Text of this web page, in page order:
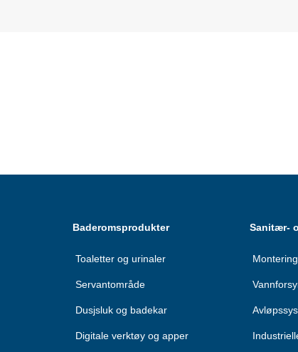
Baderomsprodukter
Toaletter og urinaler
Servantområde
Dusjsluk og badekar
Digitale verktøy og apper
Sanitær-